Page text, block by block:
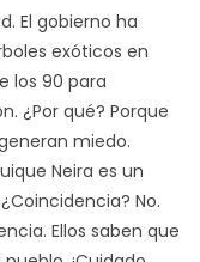
El gobierno ha
exóticos en
los 90 para
¿Por qué? Porque
miedo.
Neira es un
No.
Ellos saben que